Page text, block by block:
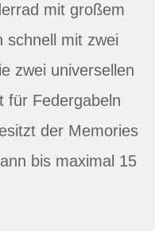
mit großem
schnell mit zwei
zwei universellen
für Federgabeln
der Memories
bis maximal 15